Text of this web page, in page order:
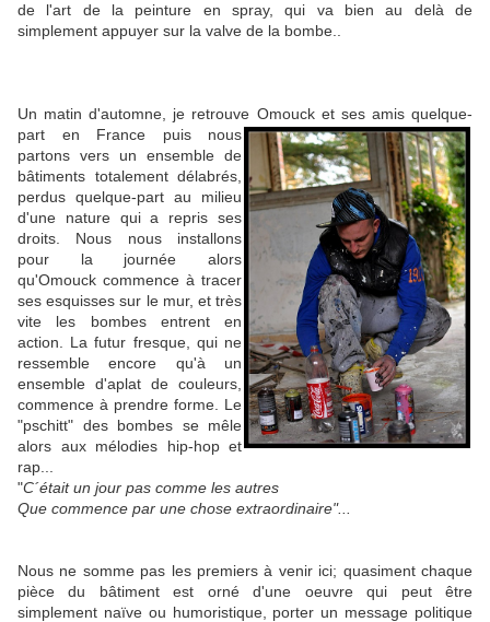
de l'art de la peinture en spray, qui va bien au delà de
simplement appuyer sur la valve de la bombe..
Un matin d'automne, je retrouve Omouck et ses amis quelque-
part en France puis nous
partons vers un ensemble de
bâtiments totalement délabrés,
perdus quelque-part au milieu
d'une nature qui a repris ses
droits. Nous nous installons
pour la journée alors
qu'Omouck commence à tracer
ses esquisses sur le mur, et très
vite les bombes entrent en
action. La futur fresque, qui ne
ressemble encore qu'à un
ensemble d'aplat de couleurs,
commence à prendre forme. Le
"pschitt" des bombes se mêle
alors aux mélodies hip-hop et
rap...
"C´était un jour pas comme les autres
Que commence par une chose extraordinaire"...
Nous ne somme pas les premiers à venir ici; quasiment chaque
pièce du bâtiment est orné d'une oeuvre qui peut être
simplement naïve ou humoristique, porter un message politique